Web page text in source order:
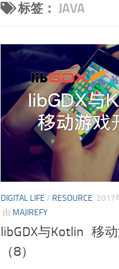
标签： JAVA
DIGITAL LIFE / RESOURCE 2017
由 MAJIREFY
libGDX与Kotlin 移
（8）